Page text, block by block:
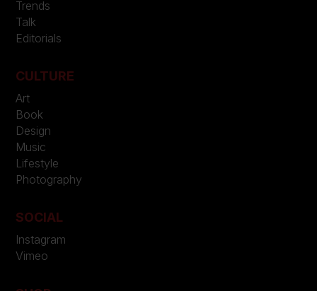
Trends
Talk
Editorials
CULTURE
Art
Book
Design
Music
Lifestyle
Photography
SOCIAL
Instagram
Vimeo